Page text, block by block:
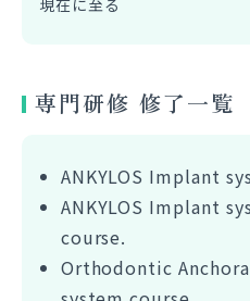
現在に至る
専門研修 修了一覧
ANKYLOS Implant
ANKYLOS Implant
course.
Orthodontic